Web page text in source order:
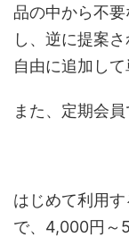
品の中から不
し、逆に提案
自由に追加して
また、定期会
はじめて利用
で、4,000円～